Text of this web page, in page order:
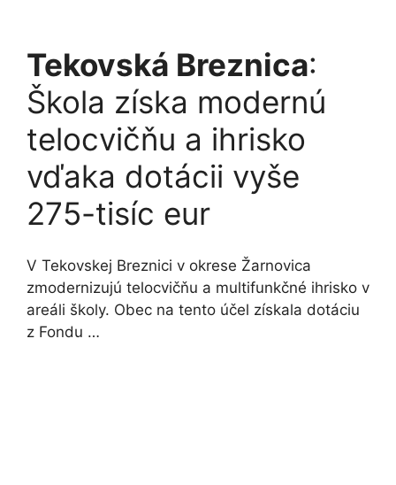
Tekovská Breznica:
Škola získa modernú
telocvičňu a ihrisko
vďaka dotácii vyše
275-tisíc eur
V Tekovskej Breznici v okrese Žarnovica
zmodernizujú telocvičňu a multifunkčné ihrisko v
areáli školy. Obec na tento účel získala dotáciu
z Fondu …